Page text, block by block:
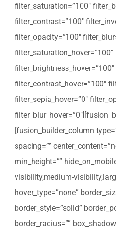
filter_saturation=”100″
filter_contrast=”100″
filter_opacity=”100″
filter_saturation_hover=”100″
filter_brightness_hover=”100″
filter_contrast_hover=”100″
filter_sepia_hover=”0″
[fusion_builder_column
spacing=””
min_height=””
visibility,medium-
hover_type=”none”
border_style=”solid”
border_radius=””